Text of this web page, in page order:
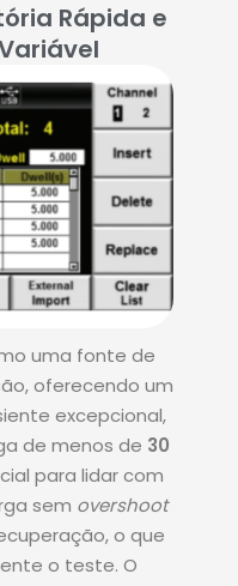
Rápida e
uma fonte de
oferecendo um
excepcional,
de menos de 30
para lidar com
sem overshoot
o que
o teste. O